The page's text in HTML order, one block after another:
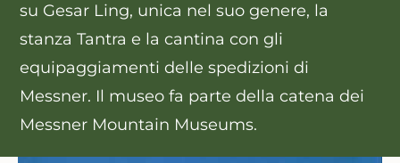
su Gesar Ling, unica nel suo genere, la
stanza Tantra e la cantina con gli
equipaggiamenti delle spedizioni di
Messner. Il museo fa parte della catena dei
Messner Mountain Museums.